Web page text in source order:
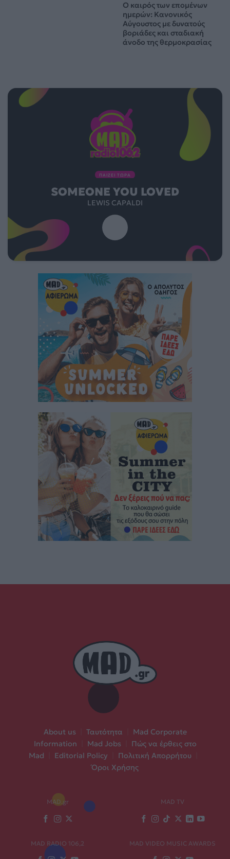
Ο καιρός των επομένων
ημερών: Κανονικός
Αύγουστος με δυνατούς
βοριάδες και σταδιακή
άνοδο της θερμοκρασίας
ΠΑΙΖΕΙ ΤΩΡΑ
SOMEONE YOU LOVED
LEWIS CAPALDI
About us Ταυτότητα
Mad Corporate
Information
Mad Jobs
Πώς να έρθεις στο
Mad
Editorial Policy Πολιτική Απορρήτου
Όροι Χρήσης
MAD.gr MAD TV
MAD RADIO 106,2 MAD VIDEO MUSIC AWARDS